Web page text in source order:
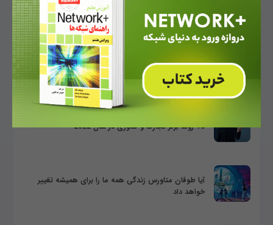
متاورس
متاورس می‌تواند پایانی بر گوشی‌ها و تبلت‌های هوشمند
باشد؟
10 روند برتر تجارت و فناوری در سال 2022
آیا طوفان متاورس زندگی همه ما را برای همیشه تغییر
خواهد داد